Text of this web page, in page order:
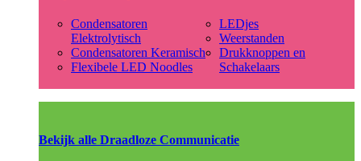
Condensatoren
Elektrolytisch
Condensatoren Keramisch
Flexibele LED Noodles
LEDjes
Weerstanden
Drukknoppen en
Schakelaars
Bekijk alle Draadloze Communicatie